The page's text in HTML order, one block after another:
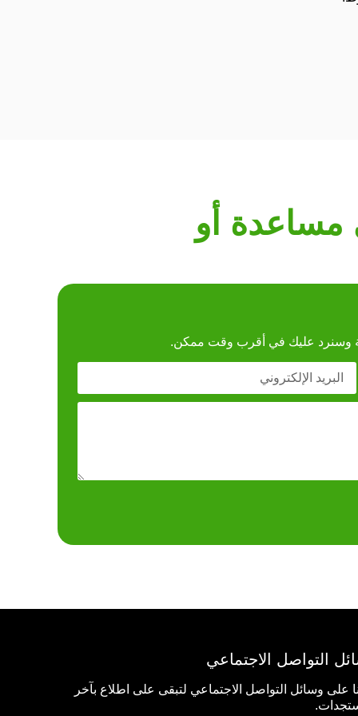
مساعدة أو
وسنرد عليك في أقرب وقت ممكن.
التواصل الاجتماعي
على وسائل التواصل الاجتماعي لتبقى على اطلاع بآخر